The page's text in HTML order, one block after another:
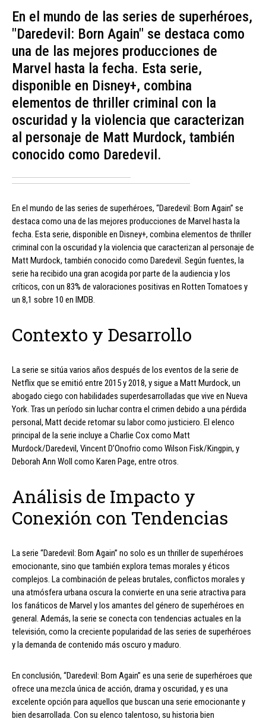
En el mundo de las series de superhéroes,
"Daredevil: Born Again" se destaca como
una de las mejores producciones de
Marvel hasta la fecha. Esta serie,
disponible en Disney+, combina
elementos de thriller criminal con la
oscuridad y la violencia que caracterizan
al personaje de Matt Murdock, también
conocido como Daredevil.
En el mundo de las series de superhéroes, “Daredevil: Born Again” se
destaca como una de las mejores producciones de Marvel hasta la
fecha. Esta serie, disponible en Disney+, combina elementos de thriller
criminal con la oscuridad y la violencia que caracterizan al personaje de
Matt Murdock, también conocido como Daredevil. Según fuentes, la
serie ha recibido una gran acogida por parte de la audiencia y los
críticos, con un 83% de valoraciones positivas en Rotten Tomatoes y
un 8,1 sobre 10 en IMDB.
Contexto y Desarrollo
La serie se sitúa varios años después de los eventos de la serie de
Netflix que se emitió entre 2015 y 2018, y sigue a Matt Murdock, un
abogado ciego con habilidades superdesarrolladas que vive en Nueva
York. Tras un período sin luchar contra el crimen debido a una pérdida
personal, Matt decide retomar su labor como justiciero. El elenco
principal de la serie incluye a Charlie Cox como Matt
Murdock/Daredevil, Vincent D’Onofrio como Wilson Fisk/Kingpin, y
Deborah Ann Woll como Karen Page, entre otros.
Análisis de Impacto y
Conexión con Tendencias
La serie “Daredevil: Born Again” no solo es un thriller de superhéroes
emocionante, sino que también explora temas morales y éticos
complejos. La combinación de peleas brutales, conflictos morales y
una atmósfera urbana oscura la convierte en una serie atractiva para
los fanáticos de Marvel y los amantes del género de superhéroes en
general. Además, la serie se conecta con tendencias actuales en la
televisión, como la creciente popularidad de las series de superhéroes
y la demanda de contenido más oscuro y maduro.
En conclusión, “Daredevil: Born Again” es una serie de superhéroes que
ofrece una mezcla única de acción, drama y oscuridad, y es una
excelente opción para aquellos que buscan una serie emocionante y
bien desarrollada. Con su elenco talentoso, su historia bien